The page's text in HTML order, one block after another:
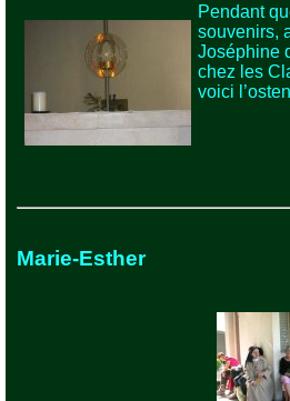
Pendant
souvenirs,
Joséphine
chez les
voici
Marie-Esther